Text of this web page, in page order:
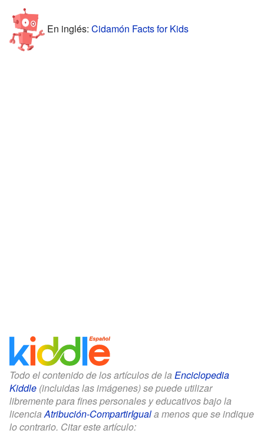
En inglés: Cidamón Facts for Kids
Todo el contenido de los artículos de la Enciclopedia
Kiddle (incluidas las imágenes) se puede utilizar
libremente para fines personales y educativos bajo la
licencia Atribución-CompartirIguala menos que se indique
lo contrario. Citar este artículo: